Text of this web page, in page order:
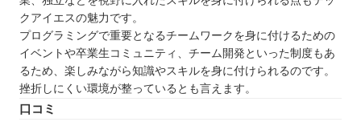
クアイエスの魅力です。
プログラミングで重要となるチームワークを身に付けるための
イベントや卒業生コミュニティ、チーム開発といった制度もあ
るため、楽しみながら知識やスキルを身に付けられるのです。
挫折しにくい環境が整っているとも言えます。
口コミ